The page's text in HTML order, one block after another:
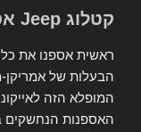
קטלוג Jeep אספנות
ראשית אספנו את כל
הבעלות של
המופלא הזה
האספנות הנחשקים